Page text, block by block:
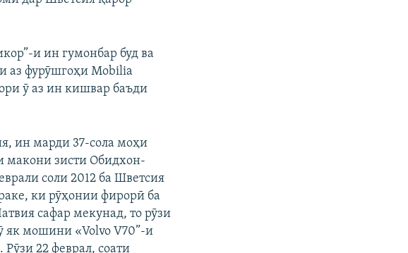
и ин гумонбар буд ва
аз фурӯшгоҳи Mobilia
ӯ аз ин кишвар баъди
ин марди 37-сола моҳи
макони зисти Обидхон-
соли 2012 ба Шветсия
ки рӯҳонии фирорӣ ба
сафар мекунад, то рӯзи
як мошини «Volvo V70”-и
22 феврал, соати